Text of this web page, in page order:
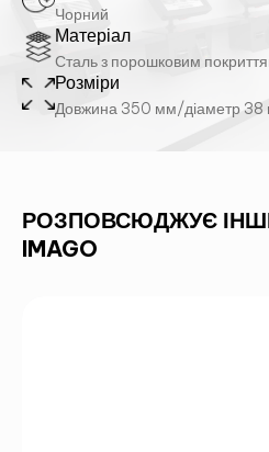
Чорний
Матеріал
Сталь з порошковим
Розміри
Довжина 350 мм/діаметр 38
РОЗПОВСЮДЖУЄ
IMAGO